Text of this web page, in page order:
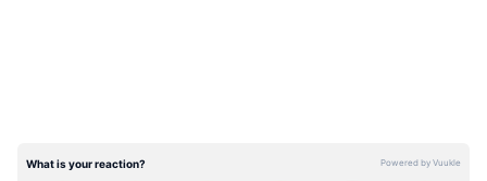
നാട്ടുകാർ പറഞ്ഞു. വണ്ടാനം മെഡിക്കൽ